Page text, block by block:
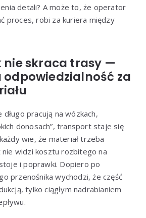
detali? A może to, że operator
proces, robi za kuriera między
nie skraca trasy —
odpowiedzialność za
długo pracują na wózkach,
donosach”, transport staje się
wie, że materiał trzeba
widzi kosztu rozbitego na
i poprawki. Dopiero po
przenośnika wychodzi, że część
tylko ciągłym nadrabianiem